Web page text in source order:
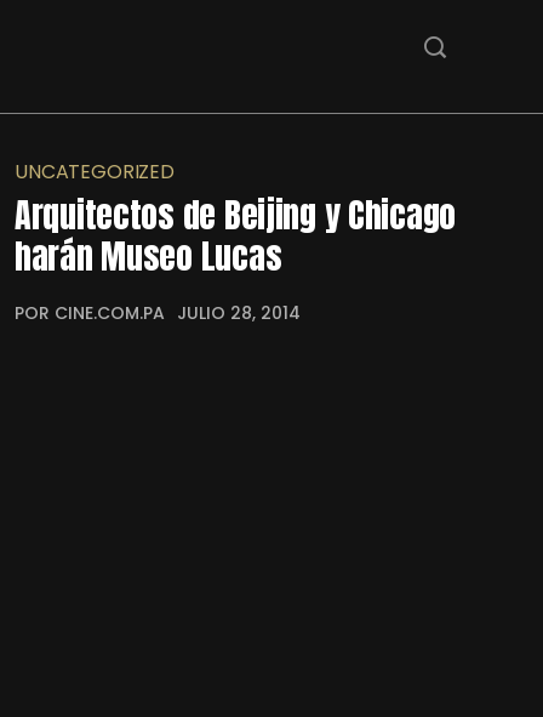
UNCATEGORIZED
Arquitectos de Beijing y Chicago
harán Museo Lucas
POR CINE.COM.PA JULIO 28, 2014